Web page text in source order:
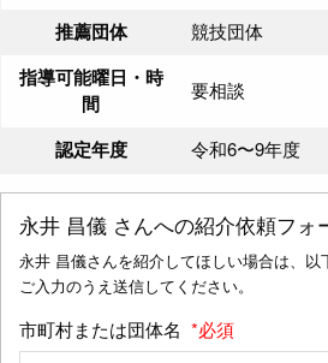
推薦団体 競技団体
指導可能曜日・時
間
要相談
認定年度 令和6〜9年度
永井 昌儀 さんへの紹介依頼フォ
永井 昌儀さんを紹介してほしい場合は、以
ご入力のうえ送信してください。
市町村または団体名 *必須